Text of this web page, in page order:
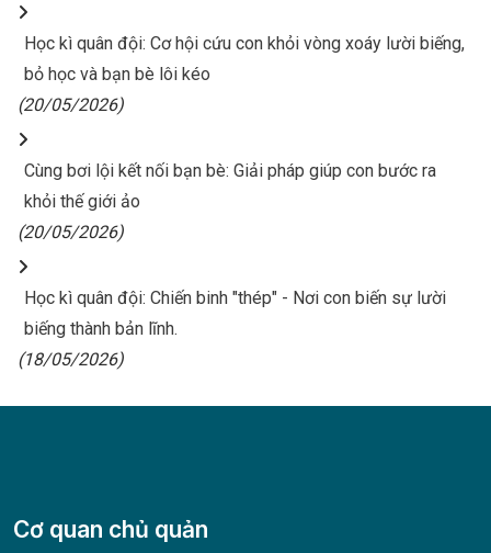
Học kì quân đội: Cơ hội cứu con khỏi vòng xoáy lười biếng,
bỏ học và bạn bè lôi kéo
(20/05/2026)
Cùng bơi lội kết nối bạn bè: Giải pháp giúp con bước ra
khỏi thế giới ảo
(20/05/2026)
Học kì quân đội: Chiến binh "thép" - Nơi con biến sự lười
biếng thành bản lĩnh.
(18/05/2026)
Cơ quan chủ quản